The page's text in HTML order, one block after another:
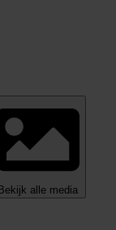
alle media